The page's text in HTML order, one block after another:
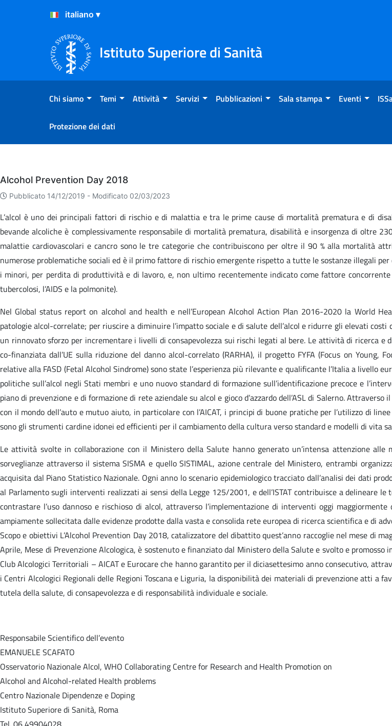
Salta al Contenuto
Salta al Footer
Istituto Superiore di Sanità
Chi siamo Temi Attività Servizi Pubblicazioni Sala stampa Eventi
Protezione dei dati
Eventi
Alcohol Prevention Day 2018
Pubblicato 14/12/2019 - Modificato 02/03/2023
L’alcol è uno dei principali fattori di rischio e di malattia e tra le prime cause di mortalità prematura e di
bevande alcoliche è complessivamente responsabile di mortalità prematura, disabilità e insorgenza di oltre
malattie cardiovascolari e cancro sono le tre categorie che contribuiscono per oltre il 90 % alla mortalità
numerose problematiche sociali ed è il primo fattore di rischio emergente rispetto a tutte le sostanze illegali
i minori, per perdita di produttività e di lavoro, e, non ultimo recentemente indicato come fattore
tubercolosi, l’AIDS e la polmonite).
Nel Global status report on alcohol and health e nell’European Alcohol Action Plan 2016-2020 la World
patologie alcol-correlate; per riuscire a diminuire l’impatto sociale e di salute dell’alcol e ridurre gli elevati
un rinnovato sforzo per incrementare i livelli di consapevolezza sui rischi legati al bere. Le attività di ricerca e
co-finanziata dall’UE sulla riduzione del danno alcol-correlato (RARHA), il progetto FYFA (Focus on
relative alla FASD (Fetal Alcohol Sindrome) sono state l’esperienza più rilevante e qualificante l’Italia a livello
politiche sull’alcol negli Stati membri e uno nuovo standard di formazione sull’identificazione precoce e
piano di prevenzione e di formazione di rete aziendale su alcol e gioco d’azzardo dell’ASL di Salerno.
con il mondo dell’auto e mutuo aiuto, in particolare con l’AICAT, i principi di buone pratiche per l’utilizzo di
sono gli strumenti cardine idonei ed efficienti per il cambiamento della cultura verso standard e modelli di vita
Le attività svolte in collaborazione con il Ministero della Salute hanno generato un’intensa attenzione
sorveglianze attraverso il sistema SISMA e quello SISTIMAL, azione centrale del Ministero, entrambi
acquisita dal Piano Statistico Nazionale. Ogni anno lo scenario epidemiologico tracciato dall’analisi dei dati
al Parlamento sugli interventi realizzati ai sensi della Legge 125/2001, e dell’ISTAT contribuisce a delineare
contrastare l’uso dannoso e rischioso di alcol, attraverso l’implementazione di interventi oggi
ampiamente sollecitata dalle evidenze prodotte dalla vasta e consolida rete europea di ricerca scientifica e di
Scopo e obiettivi L’Alcohol Prevention Day 2018, catalizzatore del dibattito quest’anno raccoglie nel mese di
Aprile, Mese di Prevenzione Alcologica, è sostenuto e finanziato dal Ministero della Salute e svolto e
Club Alcologici Territoriali – AICAT e Eurocare che hanno garantito per il diciasettesimo anno consecutivo,
i Centri Alcologici Regionali delle Regioni Toscana e Liguria, la disponibilità dei materiali di prevenzione atti a
tutela della salute, di consapevolezza e di responsabilità individuale e sociale.
Responsabile Scientifico dell’evento
EMANUELE SCAFATO
Osservatorio Nazionale Alcol, WHO Collaborating Centre for Research and Health Promotion on
Alcohol and Alcohol-related Health problems
Centro Nazionale Dipendenze e Doping
Istituto Superiore di Sanità, Roma